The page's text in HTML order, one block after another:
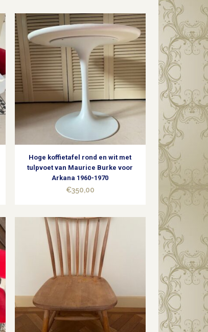
op
nieuwste
Hoge koffietafel rond en wit met
tulpvoet van Maurice Burke voor
Arkana 1960-1970
€350,00